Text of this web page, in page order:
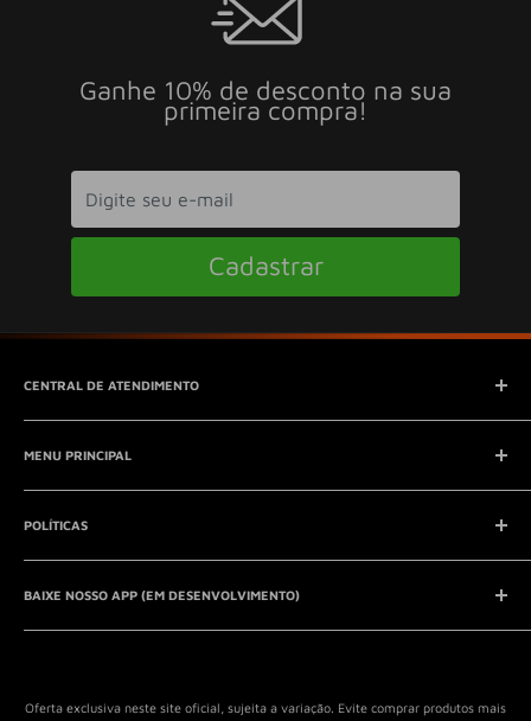
Ganhe 10% de desconto na sua
primeira compra!
Cadastrar
CENTRAL DE ATENDIMENTO
SAC (Serviço de Atendimento ao Consumidor)
E-mail:contato@seucontato.com.br
Telefone:41 8761-7286
MENU PRINCIPAL
Início
Catálogo
Entrar em contato
QUEM SOMOS?
POLÍTICAS
Aviso Legal
Política de Privacidade
Política de Reembolso
Termos de Serviço
BAIXE NOSSO APP (EM DESENVOLVIMENTO)
Oferta exclusiva neste site oficial, sujeita a variação. Evite comprar produtos mais